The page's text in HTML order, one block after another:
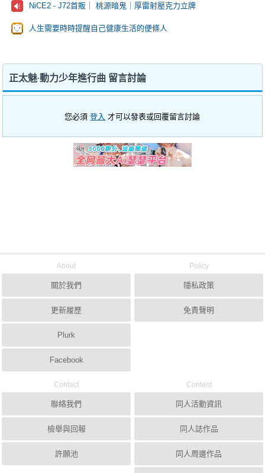
NiCE2 - J72首販｜ 桃源暗鬼｜厚雷射壓克力立牌
人生需要時時提醒自己健康生活的便條人
正太魅‧動力少年進行曲 留言討論
您必須登入 才可以發表或回覆留言討論
About
關於我們
更新履歷
Plurk
Facebook
Policy
隱私政策
免責聲明
Contact
聯絡我們
檢舉與回報
許願池
Content
同人活動資訊
同人誌作品
同人周邊作品